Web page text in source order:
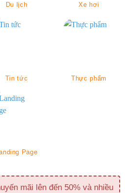
Du lịch Xe hơi
Tin tức Thực phẩm
Page
mãi lên đến 50% và nhiều